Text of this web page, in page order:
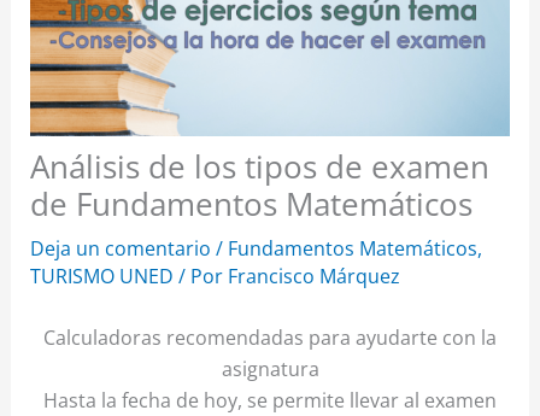
Análisis de los tipos de examen
de Fundamentos Matemáticos
Deja un comentario / Fundamentos Matemáticos,
TURISMO UNED / Por Francisco Márquez
Calculadoras recomendadas para ayudarte con la
asignatura
Hasta la fecha de hoy, se permite llevar al examen